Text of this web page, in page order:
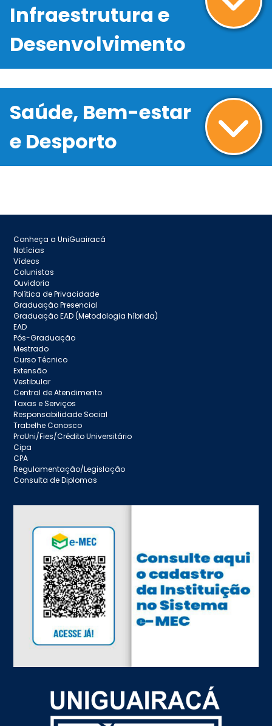
Infraestrutura e
Desenvolvimento
Saúde, Bem-estar
e Desporto
Conheça a UniGuairacá
Notícias
Vídeos
Colunistas
Ouvidoria
Política de Privacidade
Graduação Presencial
Graduação EAD (Metodologia híbrida)
EAD
Pós-Graduação
Mestrado
Curso Técnico
Extensão
Vestibular
Central de Atendimento
Taxas e Serviços
Responsabilidade Social
Trabelhe Conosco
ProUni/Fies/Crédito Universitário
Cipa
CPA
Regulamentação/Legislação
Consulta de Diplomas